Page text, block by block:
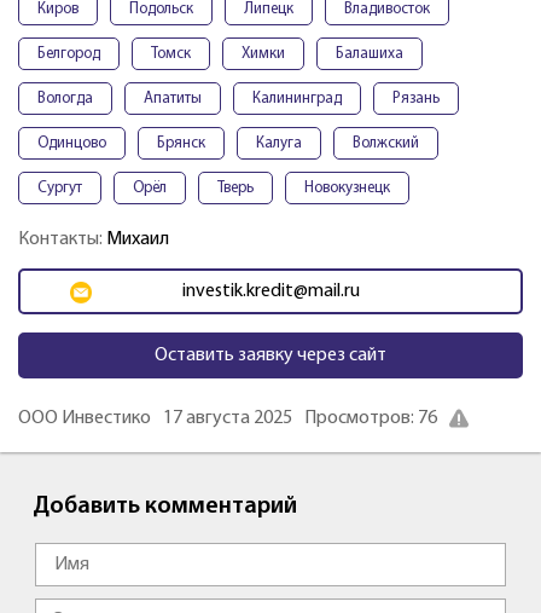
Киров Подольск Липецк Владивосток
Белгород Томск Химки Балашиха
Вологда Апатиты Калининград Рязань
Одинцово Брянск Калуга Волжский
Сургут Орёл Тверь Новокузнецк
Контакты: Михаил
investik.kredit@mail.ru
Оставить заявку через сайт
ООО Инвестико 17 августа 2025 Просмотров: 76
Добавить комментарий